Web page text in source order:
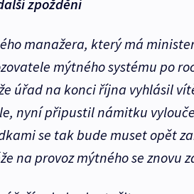
zpoždění
manažera, který má
mýtného systému po
úřad na konci října vyhlásil
nyní připustil námitku
se tak bude muset opět
na provoz mýtného se znovu